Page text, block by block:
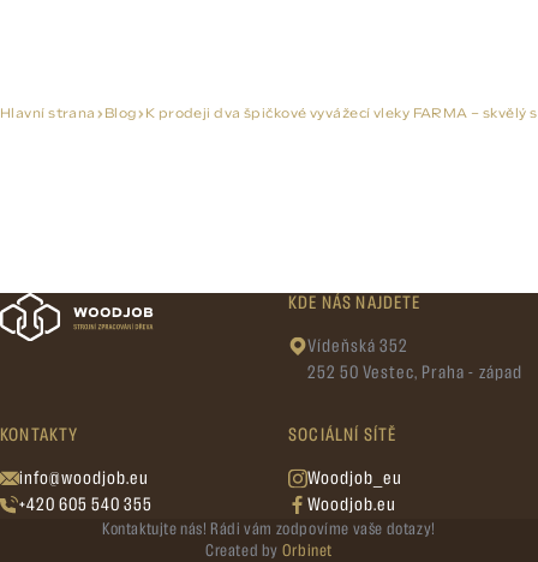
Hlavní strana Blog K prodeji dva špičkové vyvážecí vleky FARMA – skvělý
KDE NÁS NAJDETE
Vídeňská 352
252 50 Vestec, Praha - západ
KONTAKTY
info@woodjob.eu
+420 605 540 355
SOCIÁLNÍ SÍTĚ
Woodjob_eu
Woodjob.eu
Kontaktujte nás! Rádi vám zodpovíme vaše dotazy!
Created by Orbinet